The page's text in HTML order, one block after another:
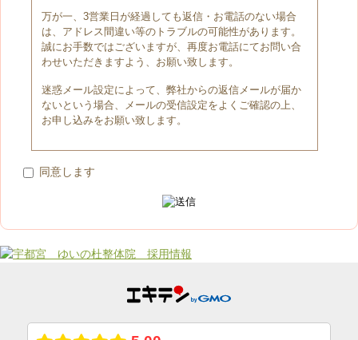
万が一、3営業日が経過しても返信・お電話のない場合
は、アドレス間違い等のトラブルの可能性があります。
誠にお手数ではございますが、再度お電話にてお問い合
わせいただきますよう、お願い致します。
迷惑メール設定によって、弊社からの返信メールが届か
ないという場合、メールの受信設定をよくご確認の上、
お申し込みをお願い致します。
同意します